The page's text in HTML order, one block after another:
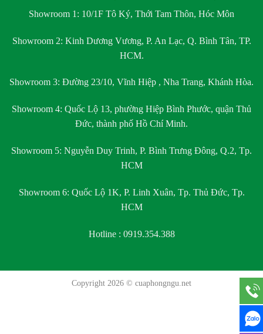
Showroom 1: 10/1F Tô Ký, Thới Tam Thôn, Hóc Môn
Showroom 2: Kinh Dương Vương, P. An Lạc, Q. Bình Tân, TP.
HCM.
Showroom 3: Đường 23/10, Vĩnh Hiệp , Nha Trang, Khánh Hòa.
Showroom 4: Quốc Lộ 13, phường Hiệp Bình Phước, quận Thủ
Đức, thành phố Hồ Chí Minh.
Showroom 5: Nguyễn Duy Trinh, P. Bình Trưng Đông, Q.2, Tp.
HCM
Showroom 6: Quốc Lộ 1K, P. Linh Xuân, Tp. Thủ Đức, Tp.
HCM
Hotline : 0919.354.388
Copyright 2026 © cuaphongngu.net